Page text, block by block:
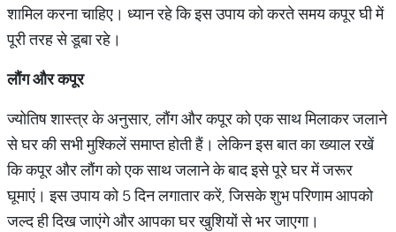
शामिल करना चाहिए। ध्यान रहे कि इस उपाय को करते समय कपूर घी में
पूरी तरह से डूबा रहे।
लौंग और कपूर
ज्योतिष शास्त्र के अनुसार, लौंग और कपूर को एक साथ मिलाकर जलाने
से घर की सभी मुश्किलें समाप्त होती हैं। लेकिन इस बात का ख्याल रखें
कि कपूर और लौंग को एक साथ जलाने के बाद इसे पूरे घर में जरूर
घूमाएं। इस उपाय को 5 दिन लगातार करें, जिसके शुभ परिणाम आपको
जल्द ही दिख जाएंगे और आपका घर खुशियों से भर जाएगा।